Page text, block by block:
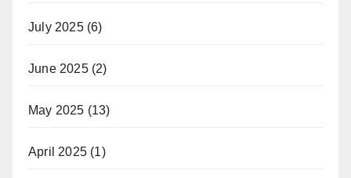
July 2025(6)
June 2025(2)
May 2025 (13)
April 2025 (1)